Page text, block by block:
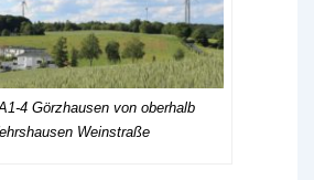
4 Görzhausen von oberhalb
Weinstraße